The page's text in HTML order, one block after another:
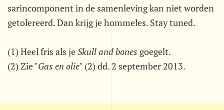
sarincomponent in de samenleving kan niet worden
getolereerd. Dan krijg je hommeles. Stay tuned.
(1) Heel fris als je Skull and bones  goegelt.
(2) Zie "Gas en olie" (2) dd. 2 september 2013.